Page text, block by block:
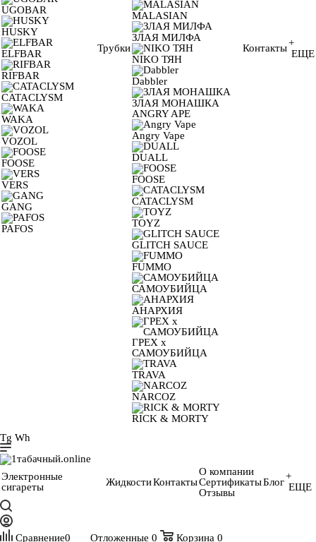
UGOBAR
HUSKY
ELFBAR
RIFBAR
CATACLYSM
WAKA
VOZOL
FOOSE
VERS
GANG
PAFOS
Трубки
MALASIAN
ЗЛАЯ МИЛФА
NIKO ТЯН
Dabbler
ЗЛАЯ МОНАШКА
ANGRY APE
Angry Vape
DUALL
FOOSE
CATACLYSM
TOYZ
GLITCH SAUCE
FUMMO
САМОУБИЙЦА
АНАРХИЯ
ГРЕХ х
САМОУБИЙЦА
TRAVA
NARCOZ
RICK & MORTY
Контакты+
ЕЩЕ
Tg Wh
Электронные
сигареты
ЖидкостиКонтакты
О компании
Сертификаты
Отзывы
Блог+
ЕЩЕ
Сравнение0 Отложенные 0 Корзина 0